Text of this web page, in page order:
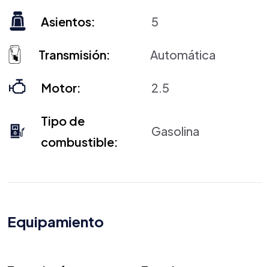
Asientos: 5
Transmisión: Automática
Motor: 2.5
Tipo de
combustible:
Gasolina
Equipamiento